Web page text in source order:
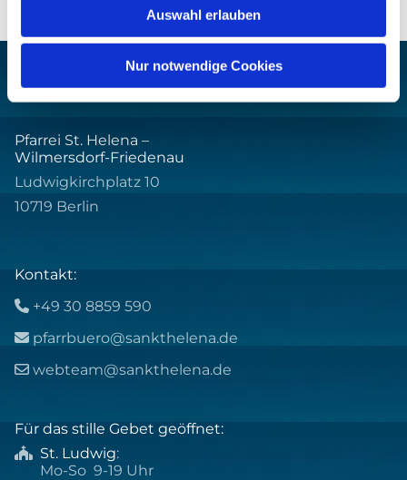
Auswahl erlauben
Nur notwendige Cookies
Pfarrei St. Helena –
Wilmersdorf-Friedenau
Ludwigkirchplatz 10
10719 Berlin
Kontakt:
 +49 30 8859 590
 pfarrbuero@sankthelena.de
 webteam@sankthelena.de
Für das stille Gebet geöffnet:
 St. Ludwig:
Mo-So 9-19 Uhr